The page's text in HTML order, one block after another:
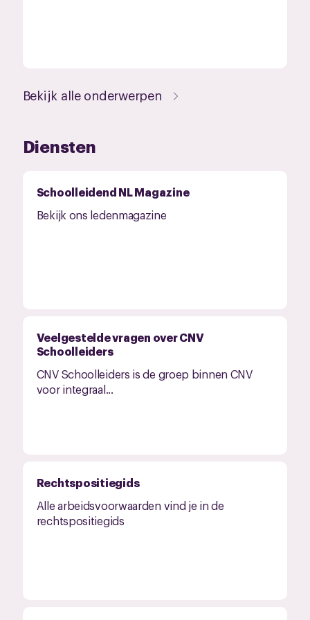
Bekijk alle onderwerpen
Diensten
Schoolleidend NL Magazine
Bekijk ons ledenmagazine
Veelgestelde vragen over CNV
Schoolleiders
CNV Schoolleiders is de groep binnen CNV
voor integraal...
Rechtspositiegids
Alle arbeidsvoorwaarden vind je in de
rechtspositiegids